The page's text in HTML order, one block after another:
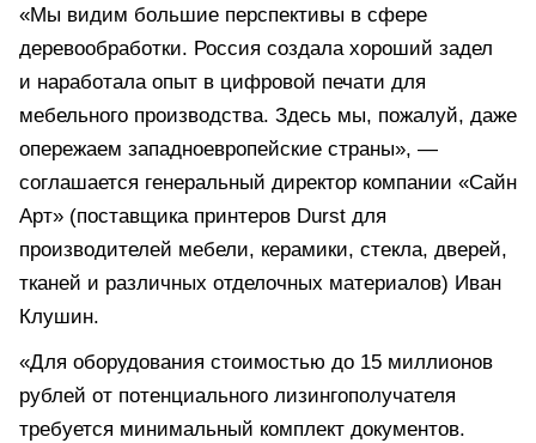
«Мы видим большие перспективы в сфере
деревообработки. Россия создала хороший задел
и наработала опыт в цифровой печати для
мебельного производства. Здесь мы, пожалуй, даже
опережаем западноевропейские страны», —
соглашается генеральный директор компании «Сайн
Арт» (поставщика принтеров Durst для
производителей мебели, керамики, стекла, дверей,
тканей и различных отделочных материалов) Иван
Клушин.
«Для оборудования стоимостью до 15 миллионов
рублей от потенциального лизингополучателя
требуется минимальный комплект документов.